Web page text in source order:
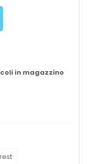
in magazzino